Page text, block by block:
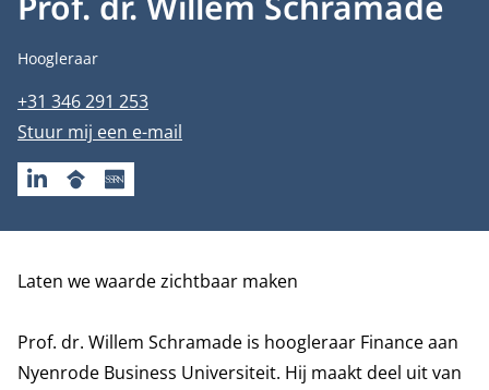
Functietitel
Hoogleraar
Telefoonnummer
+31 346 291 253
E-mailadres
Stuur mij een e-mail
LINKEDINGOOGLESCHOLAR
SSRN
Biografie
Laten we waarde zichtbaar maken
Prof. dr. Willem Schramade is hoogleraar Finance aan
Nyenrode Business Universiteit. Hij maakt deel uit van